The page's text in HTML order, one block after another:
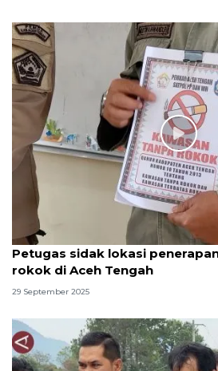
Petugas sidak lokasi
rokok di Aceh Tengah
29 September 2025